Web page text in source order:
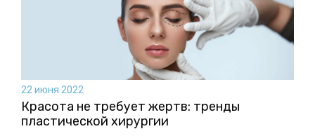
22 июня 2022
Красота не требует жертв: тренды
пластической хирургии